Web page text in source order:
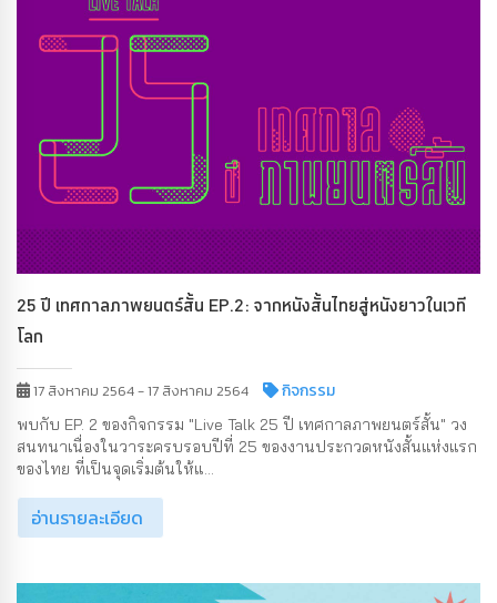
25 ปี เทศกาลภาพยนตร์สั้น EP.2: จากหนังสั้นไทยสู่หนังยาวในเวที
โลก
17 สิงหาคม 2564 - 17 สิงหาคม 2564 กิจกรรม
พบกับ EP. 2 ของกิจกรรม "Live Talk 25 ปี เทศกาลภาพยนตร์สั้น" วง
สนทนาเนื่องในวาระครบรอบปีที่ 25 ของงานประกวดหนังสั้นแห่งแรก
ของไทย ที่เป็นจุดเริ่มต้นให้แ...
อ่านรายละเอียด